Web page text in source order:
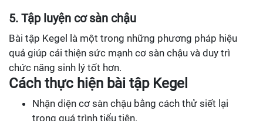
5. Tập luyện cơ sàn chậu
Bài tập Kegel là một trong những phương pháp hiệu
quả giúp cải thiện sức mạnh cơ sàn chậu và duy trì
chức năng sinh lý tốt hơn.
Cách thực hiện bài tập Kegel
Nhận diện cơ sàn chậu bằng cách thử siết lại
trong quá trình tiểu tiện.